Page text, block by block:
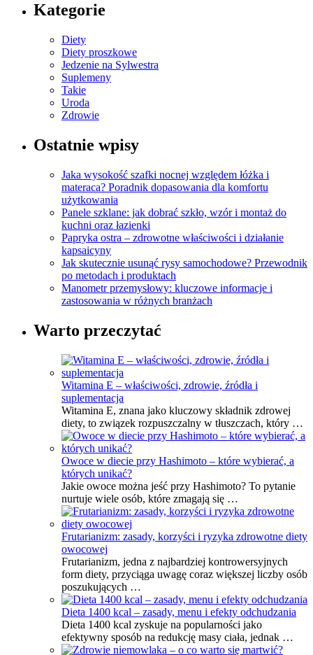
Kategorie
Diety
Diety proszkowe
Jedzenie na Sylwestra
Suplemeny
Takie
Uroda
Zdrowie
Ostatnie wpisy
Jaka wysokość szafki nocnej względem łóżka i
materaca? Poradnik dopasowania dla komfortu
użytkowania
Panele szklane: jak dobrać szkło, wzór i montaż do
kuchni oraz łazienki
Papryka ostra – zdrowotne właściwości i działanie
kapsaicyny
Jak skutecznie usunąć rysy samochodowe? Przewodnik
po metodach i produktach
Manometr przemysłowy: kluczowe informacje i
zastosowania w różnych branżach
Warto przeczytać
Witamina E – właściwości, zdrowie, źródła i
suplementacja
Witamina E, znana jako kluczowy składnik zdrowej
diety, to związek rozpuszczalny w tłuszczach, który …
Owoce w diecie przy Hashimoto – które wybierać, a
których unikać?
Jakie owoce można jeść przy Hashimoto? To pytanie
nurtuje wiele osób, które zmagają się …
Frutarianizm: zasady, korzyści i ryzyka zdrowotne diety
owocowej
Frutarianizm, jedna z najbardziej kontrowersyjnych
form diety, przyciąga uwagę coraz większej liczby osób
poszukujących …
Dieta 1400 kcal – zasady, menu i efekty odchudzania
Dieta 1400 kcal zyskuje na popularności jako
efektywny sposób na redukcję masy ciała, jednak …